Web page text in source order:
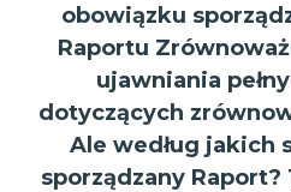
obowiązku
Raportu
ujawniania
dotyczących
Ale według jakich
sporządzany